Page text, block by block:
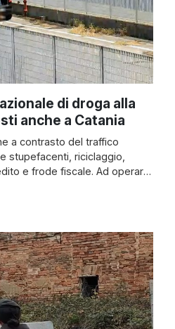
di droga alla
anche a Catania
a contrasto del traffico
stupefacenti, riciclaggio,
e frode fiscale. Ad operare
su delega della Procura
Catania Oltre 400 […]